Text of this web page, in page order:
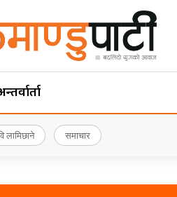
लामिछाने समाचार